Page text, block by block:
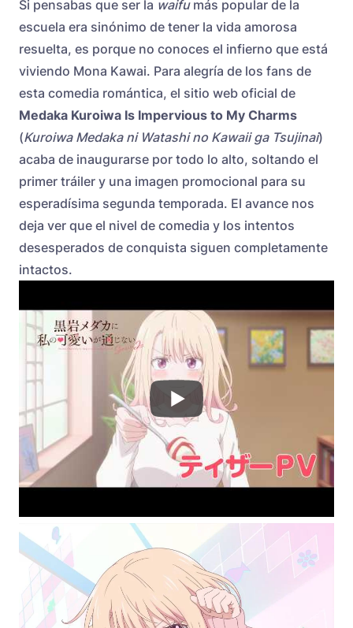
Si pensabas que ser la waifumás popular de la
escuela era sinónimo de tener la vida amorosa
resuelta, es porque no conoces el infierno que está
viviendo Mona Kawai. Para alegría de los fans de
esta comedia romántica, el sitio web oficial de
Medaka Kuroiwa Is Impervious to My Charms
(Kuroiwa Medaka ni Watashi no Kawaii ga Tsujinai)
acaba de inaugurarse por todo lo alto, soltando el
primer tráiler y una imagen promocional para su
esperadísima segunda temporada. El avance nos
deja ver que el nivel de comedia y los intentos
desesperados de conquista siguen completamente
intactos.